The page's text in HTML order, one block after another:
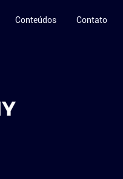
Conteúdos Contato